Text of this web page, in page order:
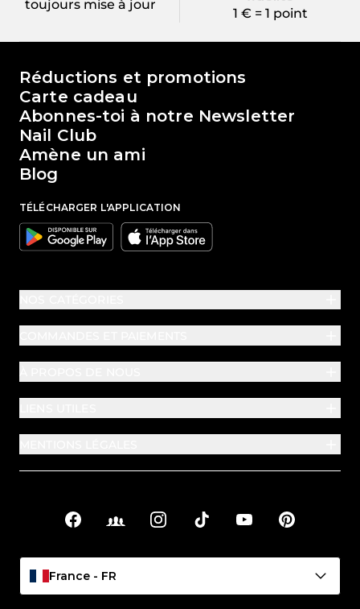
toujours mise à jour
1 € = 1 point
Le monde de Passione Beauty
Réductions et promotions
Carte cadeau
Abonnes-toi à notre Newsletter
Nail Club
Amène un ami
Blog
TÉLÉCHARGER L'APPLICATION
Google Apple
Liens sociaux
FacebookFacebook Groups
InstagramTikTok YouTubePinterest
France - FR